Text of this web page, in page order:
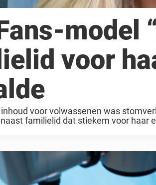
model
voor
voor volwassenen was
familielid dat stiekem voor haar